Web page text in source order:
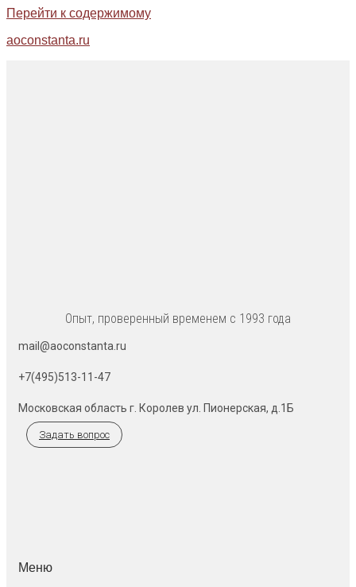
Перейти к содержимому
aoconstanta.ru
Опыт, проверенный временем с 1993 года
mail@aoconstanta.ru
+7(495)513-11-47
Московская область г. Королев ул. Пионерская, д.1Б
Задать вопрос
Меню